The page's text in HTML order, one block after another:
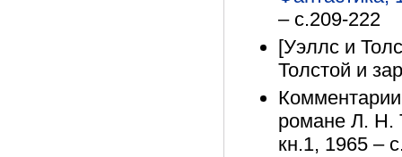
– с.209-222
[Уэллс и
Толстой и
романе Л. Н.
кн.1, 1965 –